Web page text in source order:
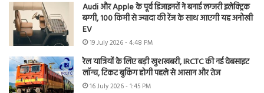
Audi और Apple के पूर्व डिजाइनरों ने बनाई लग्जरी इलेक्ट्रिक
बग्गी, 100 किमी से ज्यादा की रेंज के साथ आएगी यह अनोखी
EV
19 July 2026 - 4:48 PM
रेल यात्रियों के लिए बड़ी खुशखबरी, IRCTC की नई वेबसाइट
लॉन्च, टिकट बुकिंग होगी पहले से आसान और तेज
16 July 2026 - 1:45 PM